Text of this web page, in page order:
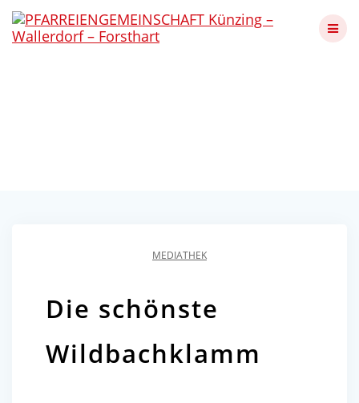
to
MEDIATHEK
Die schönste
Wildbachklamm